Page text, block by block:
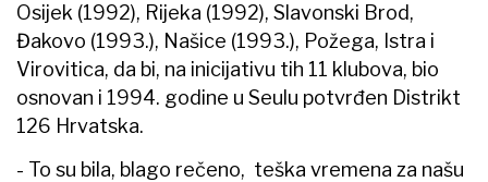
Osijek (1992), Rijeka (1992), Slavonski Brod,
Đakovo (1993.), Našice (1993.), Požega, Istra i
Virovitica, da bi, na inicijativu tih 11 klubova, bio
osnovan i 1994. godine u Seulu potvrđen Distrikt
126 Hrvatska.
- To su bila, blago rečeno, teška vremena za našu